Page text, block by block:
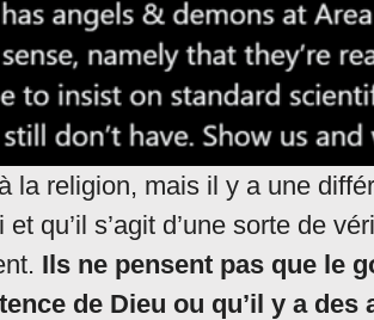
la religion, mais il y a une
qu’il s’agit d’une sorte de
Ils ne pensent pas que le
de Dieu ou qu’il y a